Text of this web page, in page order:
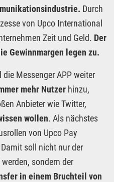
Durch
von Upco International
Zeit und Geld. Der
Gewinnmargen legen zu.
Messenger APP weiter
mehr Nutzer hinzu,
Anbieter wie Twitter,
wollen. Als nächstes
von Upco Pay
soll nicht nur der
sondern der
in einem Bruchteil von